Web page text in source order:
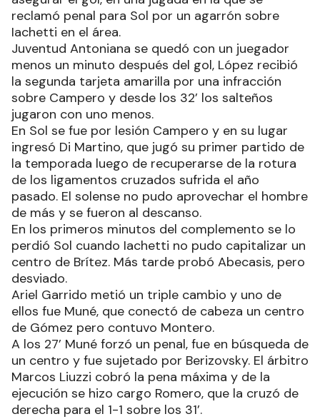
reclamó penal para Sol por un agarrón sobre
Iachetti en el área.
Juventud Antoniana se quedó con un juegador
menos un minuto después del gol, López recibió
la segunda tarjeta amarilla por una infracción
sobre Campero y desde los 32’ los salteños
jugaron con uno menos.
En Sol se fue por lesión Campero y en su lugar
ingresó Di Martino, que jugó su primer partido de
la temporada luego de recuperarse de la rotura
de los ligamentos cruzados sufrida el año
pasado. El solense no pudo aprovechar el hombre
de más y se fueron al descanso.
En los primeros minutos del complemento se lo
perdió Sol cuando Iachetti no pudo capitalizar un
centro de Brítez. Más tarde probó Abecasis, pero
desviado.
Ariel Garrido metió un triple cambio y uno de
ellos fue Muné, que conectó de cabeza un centro
de Gómez pero contuvo Montero.
A los 27’ Muné forzó un penal, fue en búsqueda de
un centro y fue sujetado por Berizovsky. El árbitro
Marcos Liuzzi cobró la pena máxima y de la
ejecución se hizo cargo Romero, que la cruzó de
derecha para el 1-1 sobre los 31’.